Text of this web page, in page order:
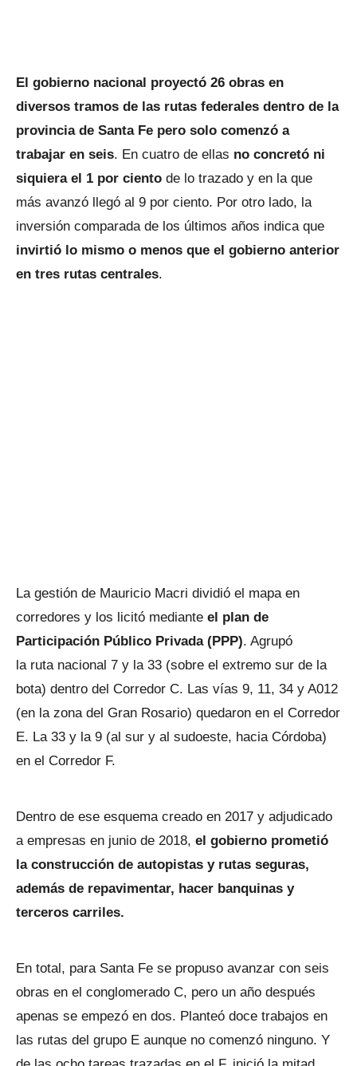
El gobierno nacional proyectó 26 obras en
diversos tramos de las rutas federales dentro de la
provincia de Santa Fe pero solo comenzó a
trabajar en seis. En cuatro de ellas no concretó ni
siquiera el 1 por ciento de lo trazado y en la que
más avanzó llegó al 9 por ciento. Por otro lado, la
inversión comparada de los últimos años indica que
invirtió lo mismo o menos que el gobierno anterior
en tres rutas centrales.
La gestión de Mauricio Macri dividió el mapa en
corredores y los licitó mediante el plan de
Participación Público Privada (PPP). Agrupó
la ruta nacional 7 y la 33 (sobre el extremo sur de la
bota) dentro del Corredor C. Las vías 9, 11, 34 y A012
(en la zona del Gran Rosario) quedaron en el Corredor
E. La 33 y la 9 (al sur y al sudoeste, hacia Córdoba)
en el Corredor F.
Dentro de ese esquema creado en 2017 y adjudicado
a empresas en junio de 2018, el gobierno prometió
la construcción de autopistas y rutas seguras,
además de repavimentar, hacer banquinas y
terceros carriles.
En total, para Santa Fe se propuso avanzar con seis
obras en el conglomerado C, pero un año después
apenas se empezó en dos. Planteó doce trabajos en
las rutas del grupo E aunque no comenzó ninguno. Y